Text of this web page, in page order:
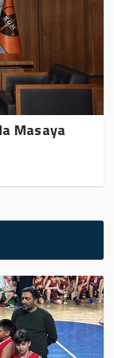
Masaya